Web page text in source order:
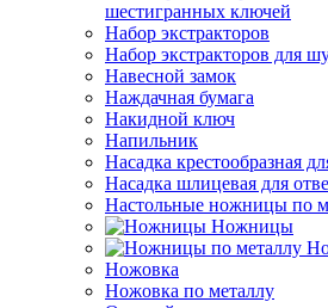
шестигранных ключей
Набор экстракторов
Набор экстракторов для
Навесной замок
Наждачная бумага
Накидной ключ
Напильник
Насадка крестообразная
Насадка шлицевая для
Настольные ножницы по
Ножницы
Ножовка
Ножовка по металлу